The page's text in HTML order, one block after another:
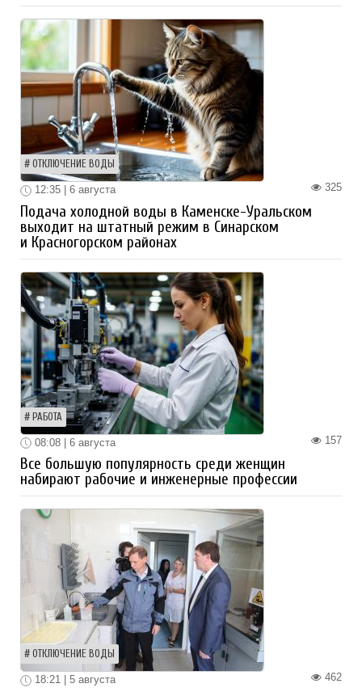
ОТКЛЮЧЕНИЕ ВОДЫ
325
12:35 | 6 августа
Подача холодной воды в Каменске-Уральском
выходит на штатный режим в Синарском
и Красногорском районах
РАБОТА
157
08:08 | 6 августа
Все большую популярность среди женщин
набирают рабочие и инженерные профессии
ОТКЛЮЧЕНИЕ ВОДЫ
462
18:21 | 5 августа